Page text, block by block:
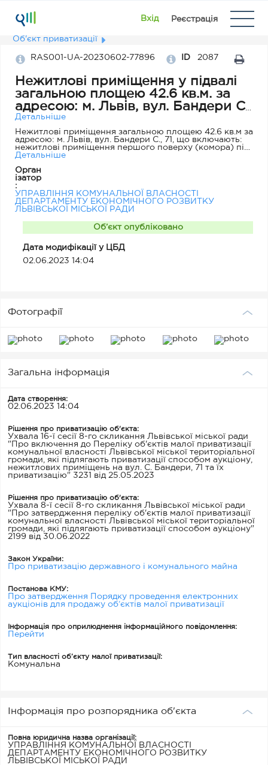
Вхід Реєстрація
Об'єкт приватизації
RAS001-UA-20230602-77896 ID 2087
Нежитлові приміщення у підвалі
загальною площею 42.6 кв.м. за
адресою: м. Львів, вул. Бандери С.,
71
Детальніше
Нежитлові приміщення загальною площею 42.6 кв.м за
адресою: м. Львів, вул. Бандери С., 71, що включають:
нежитлові приміщення першого поверху (комора) під
індексом І площею 5.5 кв.м. (відповідно до технічного
Обласним комунальним підприємством Львівської
обласної ради "Бюро технічної інветаризації та
експертної оцінки", інвентаризаційна справа №00343)
та нежитлові приміщення у підвалі (комора) під
індексами ХІІІ та XVI, площею 37.1 кв. м. (відповідно до
технічного паспорту виготовленого Львівським
Львівської міської ради", інвентаризаційна справа
№343). Вказаний об'єкт є нежитловими приміщеннями
Львова, Франківському районі. Вказаний об'єкт є
вільним, не перебуває в оренді, не є пам'яткою
культурної спадщини. Балансоутримувачем, на момент
Детальніше
Орган
ізатор
:
УПРАВЛІННЯ КОМУНАЛЬНОЇ ВЛАСНОСТІ
ДЕПАРТАМЕНТУ ЕКОНОМІЧНОГО РОЗВИТКУ
ЛЬВІВСЬКОЇ МІСЬКОЇ РАДИ
Об’єкт опубліковано
Дата модифікації у ЦБД
02.06.2023 14:04
Фотографії
Загальна інформація
Дата створення:
02.06.2023 14:04
Рішення про приватизацію об'єкта:
Ухвала 16-ї сесії 8-го скликання Львівської міської ради
"Про включення до Переліку об'єктів малої приватизації
комунальної власності Львівської міської територіальної
громади, які підлягають приватизації способом аукціону,
нежитлових приміщень на вул. С. Бандери, 71 та їх
приватизацію" 3231 від 25.05.2023
Рішення про приватизацію об'єкта:
Ухвала 8-ї сесії 8-го скликання Львівської міської ради
"Про затвердження переліку об'єктів малої приватизації
комунальної власності Львівської міської територіальної
громади, які підлягають приватизації способом аукціону"
2199 від 30.06.2022
Закон України:
Про приватизацію державного і комунального майна
Постанова КМУ:
Про затвердження Порядку проведення електронних
аукціонів для продажу об’єктів малої приватизації
Інформація про оприлюднення інформаційного повідомлення:
Перейти
Тип власності об’єкту малої приватизації:
Комунальна
Інформація про розпорядника об'єкта
Повна юридична назва організації:
УПРАВЛІННЯ КОМУНАЛЬНОЇ ВЛАСНОСТІ
ДЕПАРТАМЕНТУ ЕКОНОМІЧНОГО РОЗВИТКУ
ЛЬВІВСЬКОЇ МІСЬКОЇ РАДИ